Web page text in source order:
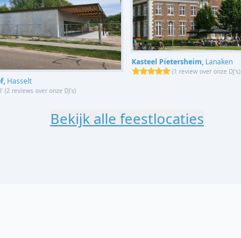
Hasselt
(2 reviews over onze DJ's)
Kasteel Pietersheim, Lanaken
(1 review over onze DJ's)
Bekijk alle feestlocaties